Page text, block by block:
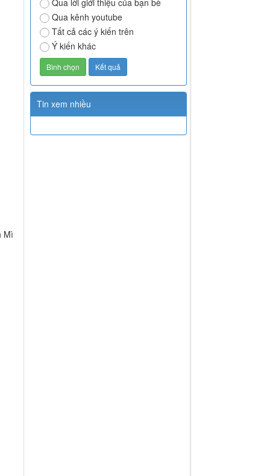
Mì
Qua lời giới thiệu của bạn bè
Qua kênh youtube
Tất cả các ý kiến trên
Ý kiến khác
Tin xem nhiều